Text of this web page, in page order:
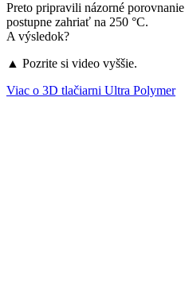
Preto pripravili názorné porovnanie
postupne zahriať na 250 °C.
A výsledok?
▲ Pozrite si video vyššie.
Viac o 3D tlačiarni Ultra Polymer